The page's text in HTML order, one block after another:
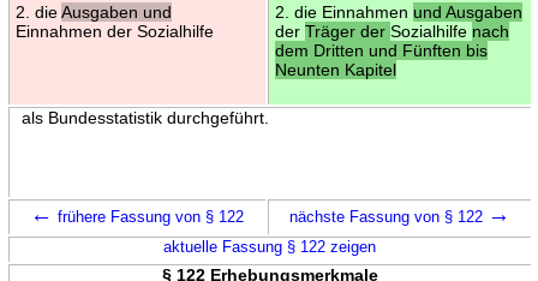
2. dieAusgaben und
Einnahmen der Sozialhilfe
2. die Einnahmen und Ausgaben
der Träger der Sozialhilfe nach
dem Dritten und Fünften bis
Neunten Kapitel
als Bundesstatistik durchgeführt.
← frühere Fassung von § 122 nächste Fassung von § 122 →
aktuelle Fassung § 122 zeigen
§ 122 Erhebungsmerkmale